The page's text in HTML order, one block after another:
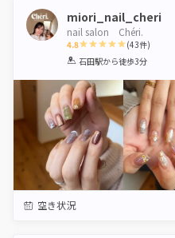
miori_nail_cheri
nail salon Chéri.
4.8
1 2 3 4 5
(43件)
石田駅から徒歩3分
空き状況